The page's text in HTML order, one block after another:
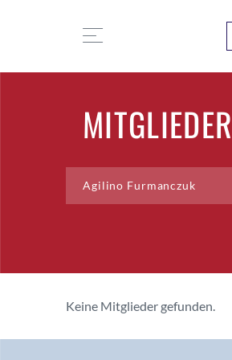
MITGLIEDER
Keine Mitglieder gefunden.